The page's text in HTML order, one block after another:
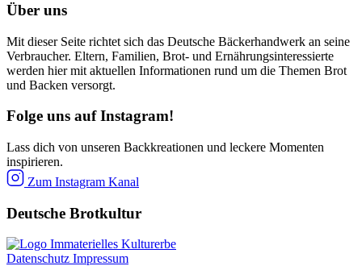
Über uns
Mit dieser Seite richtet sich das Deutsche Bäckerhandwerk an seine
Verbraucher. Eltern, Familien, Brot- und Ernährungsinteressierte
werden hier mit aktuellen Informationen rund um die Themen Brot
und Backen versorgt.
Folge uns auf Instagram!
Lass dich von unseren Backkreationen und leckere Momenten
inspirieren.
Zum Instagram Kanal
Deutsche Brotkultur
Datenschutz Impressum